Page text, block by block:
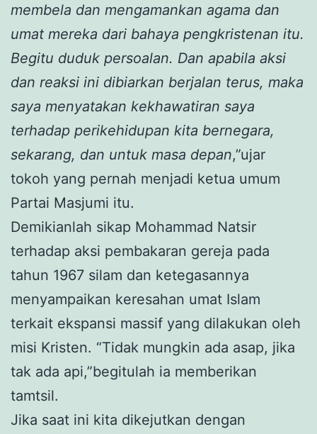
membela dan mengamankan agama dan
umat mereka dari bahaya pengkristenan itu.
Begitu duduk persoalan. Dan apabila aksi
dan reaksi ini dibiarkan berjalan terus, maka
saya menyatakan kekhawatiran saya
terhadap perikehidupan kita bernegara,
sekarang, dan untuk masa depan,”ujar
tokoh yang pernah menjadi ketua umum
Partai Masjumi itu.
Demikianlah sikap Mohammad Natsir
terhadap aksi pembakaran gereja pada
tahun 1967 silam dan ketegasannya
menyampaikan keresahan umat Islam
terkait ekspansi massif yang dilakukan oleh
misi Kristen. “Tidak mungkin ada asap, jika
tak ada api,”begitulah ia memberikan
tamtsil.
Jika saat ini kita dikejutkan dengan